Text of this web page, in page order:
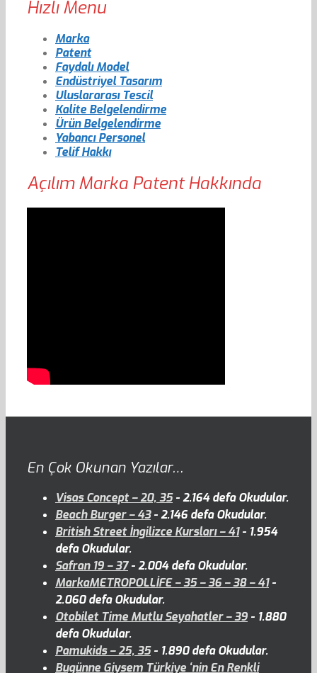
Hızlı Menu
Marka
Patent
Faydalı Model
Endüstriyel Tasarım
Uluslararası Tescil
Kalite Belgelendirme
Ürün Belgelendirme
Yabancı Personel
Telif Hakkı
Açılım Marka Patent Hakkında
En Çok Okunan Yazılar…
Visas Concept – 20, 35- 2.164 defa Okudular.
Beach Burger – 43- 2.146 defa Okudular.
British Street İngilizce Kursları – 41- 1.954
defa Okudular.
Safran 19 – 37- 2.004 defa Okudular.
MarkaMETROPOLLİFE – 35 – 36 – 38 – 41-
2.060 defa Okudular.
Otobilet Time Mutlu Seyahatler – 39 - 1.880
defa Okudular.
Pamukids – 25, 35- 1.890 defa Okudular.
Bugünne Giysem Türkiye ‘nin En Renkli